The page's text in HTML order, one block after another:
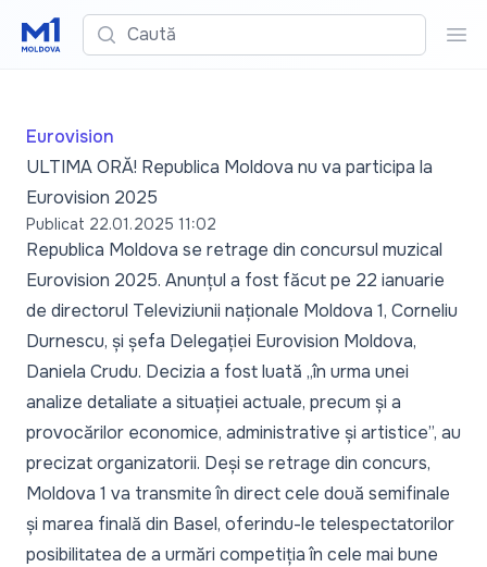
Caută
Eurovision
ULTIMA ORĂ! Republica Moldova nu va participa la
Eurovision 2025
Publicat 22.01.2025 11:02
Republica Moldova se retrage din concursul muzical
Eurovision 2025. Anunțul a fost făcut pe 22 ianuarie
de directorul Televiziunii naționale Moldova 1, Corneliu
Durnescu, și șefa Delegației Eurovision Moldova,
Daniela Crudu. Decizia a fost luată „în urma unei
analize detaliate a situației actuale, precum și a
provocărilor economice, administrative și artistice”, au
precizat organizatorii. Deși se retrage din concurs,
Moldova 1 va transmite în direct cele două semifinale
și marea finală din Basel, oferindu-le telespectatorilor
posibilitatea de a urmări competiția în cele mai bune